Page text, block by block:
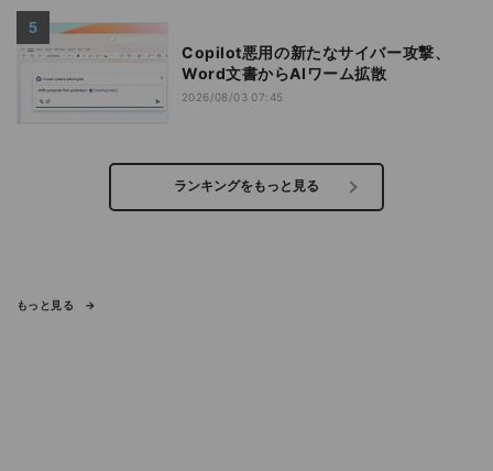
Copilot悪用の新たなサイバー攻撃、
Word文書からAIワーム拡散
2026/08/03 07:45
ランキングをもっと見る
もっと見る